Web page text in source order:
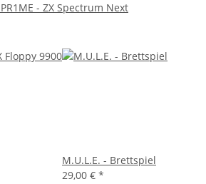
- ZX Spectrum Next
M.U.L.E. - Brettspiel
29,00 € *